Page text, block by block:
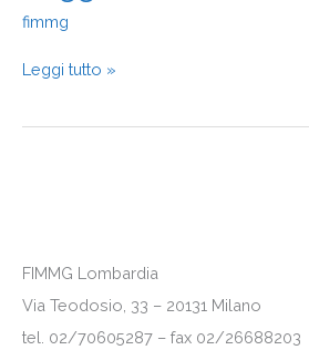
fimmg
Bianco
Leggi tutto »
FIMMG Lombardia
Via Teodosio, 33 – 20131 Milano
tel. 02/70605287 – fax 02/26688203